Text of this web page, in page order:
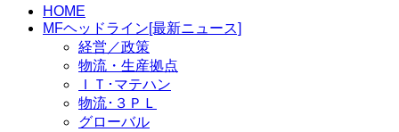
HOME
MFヘッドライン[最新ニュース]
経営／政策
物流・生産拠点
ＩＴ･マテハン
物流･３ＰＬ
グローバル